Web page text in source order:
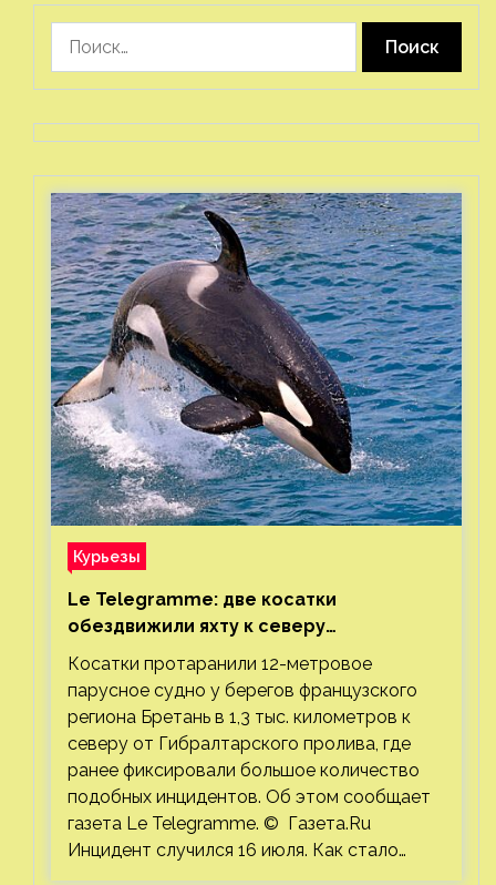
Курьезы
Le Telegramme: две косатки
обездвижили яхту к северу
от Гибралтарского пролива
Косатки протаранили 12-метровое
парусное судно у берегов французского
региона Бретань в 1,3 тыс. километров к
северу от Гибралтарского пролива, где
ранее фиксировали большое количество
подобных инцидентов. Об этом сообщает
газета Le Telegramme. © Газета.Ru
Инцидент случился 16 июля. Как стало…